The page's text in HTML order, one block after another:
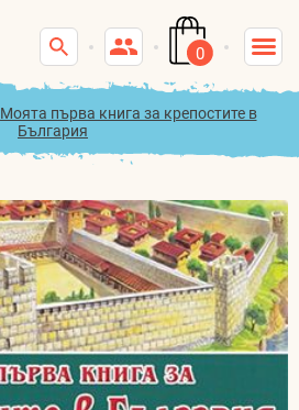
0
Моята първа книга за крепостите в
България